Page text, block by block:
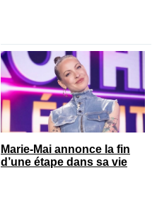
Marie-Mai annonce la fin
d’une étape dans sa vie